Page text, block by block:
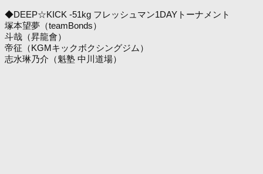
◆DEEP☆KICK -51kg フレッシュマン1DAYトーナメント
塚本望夢（teamBonds）
斗哉（昇龍會）
帝征（KGMキックボクシングジム）
志水琳乃介（魁塾 中川道場）